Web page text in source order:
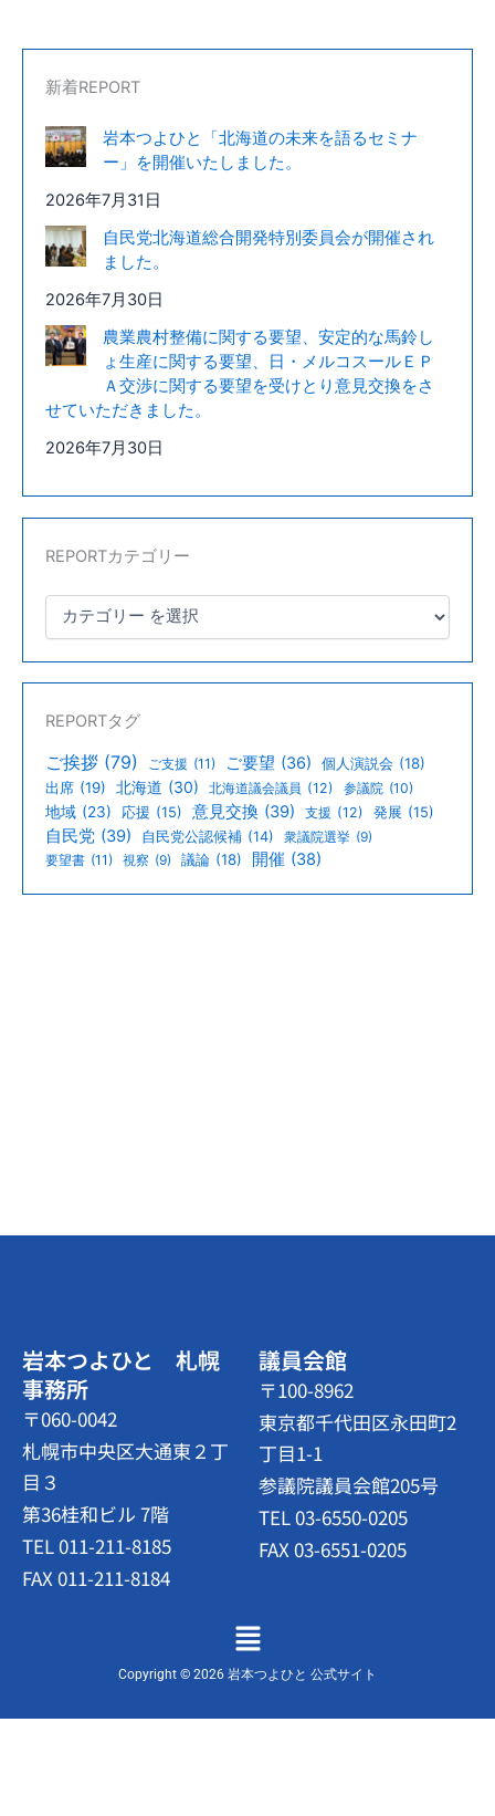
新着REPORT
岩本つよひと「北海道の未来を語るセミナ
ー」を開催いたしました。
2026年7月31日
自民党北海道総合開発特別委員会が開催され
ました。
2026年7月30日
農業農村整備に関する要望、安定的な馬鈴し
ょ生産に関する要望、日・メルコスールＥＰ
Ａ交渉に関する要望を受けとり意見交換をさ
せていただきました。
2026年7月30日
REPORTカテゴリー
REPORTタグ
ご挨拶 (79) ご支援 (11) ご要望 (36) 個人演説会 (18)
出席 (19) 北海道 (30) 北海道議会議員 (12) 参議院 (10)
地域 (23) 応援 (15) 意見交換 (39) 支援 (12) 発展 (15)
自民党 (39) 自民党公認候補 (14) 衆議院選挙 (9)
要望書 (11) 視察 (9) 議論 (18) 開催 (38)
岩本つよひと 札幌
事務所
〒060-0042
札幌市中央区大通東２丁
目３
第36桂和ビル 7階
TEL 011-211-8185
FAX 011-211-8184
議員会館
〒100-8962
東京都千代田区永田町2
丁目1-1
参議院議員会館205号
TEL 03-6550-0205
FAX 03-6551-0205
メ
ニ
ュ
Copyright © 2026 岩本つよひと 公式サイト